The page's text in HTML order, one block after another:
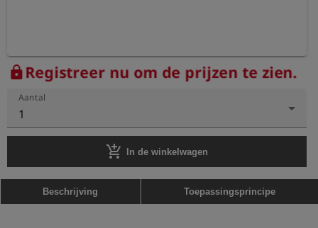
lock Registreer nu om de prijzen te zien.
Aantal
1
add_shopping_cart In de winkelwagen
Beschrijving Toepassingsprincipe